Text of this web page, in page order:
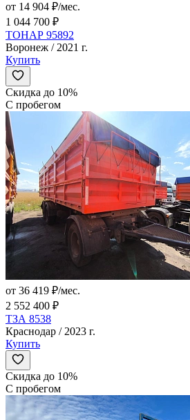
от 14 904 ₽/мес.
1 044 700 ₽
ТОНАР 95892
Воронеж / 2021 г.
Купить
Скидка до 10%
С пробегом
от 36 419 ₽/мес.
2 552 400 ₽
ТЗА 8538
Краснодар / 2023 г.
Купить
Скидка до 10%
С пробегом